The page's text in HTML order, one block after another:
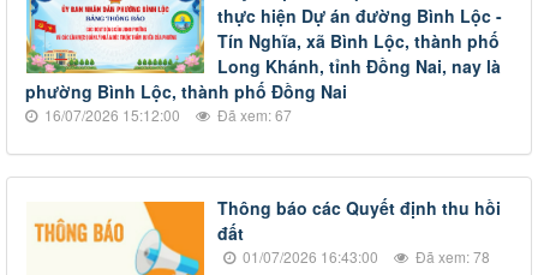
thực hiện Dự án đường Bình Lộc -
Tín Nghĩa, xã Bình Lộc, thành phố
Long Khánh, tỉnh Đồng Nai, nay là
phường Bình Lộc, thành phố Đồng Nai
16/07/2026 15:12:00 Đã xem: 67
Thông báo các Quyết định thu hồi
đất
01/07/2026 16:43:00 Đã xem: 78